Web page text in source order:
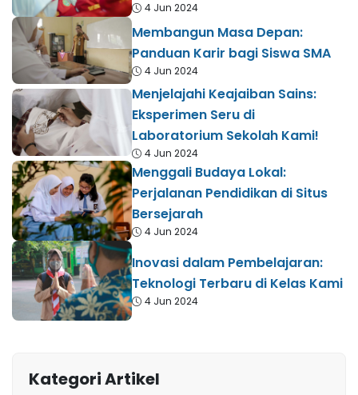
4 Jun 2024
Membangun Masa Depan:
Panduan Karir bagi Siswa SMA
4 Jun 2024
Menjelajahi Keajaiban Sains:
Eksperimen Seru di
Laboratorium Sekolah Kami!
4 Jun 2024
Menggali Budaya Lokal:
Perjalanan Pendidikan di Situs
Bersejarah
4 Jun 2024
Inovasi dalam Pembelajaran:
Teknologi Terbaru di Kelas Kami
4 Jun 2024
Kategori Artikel